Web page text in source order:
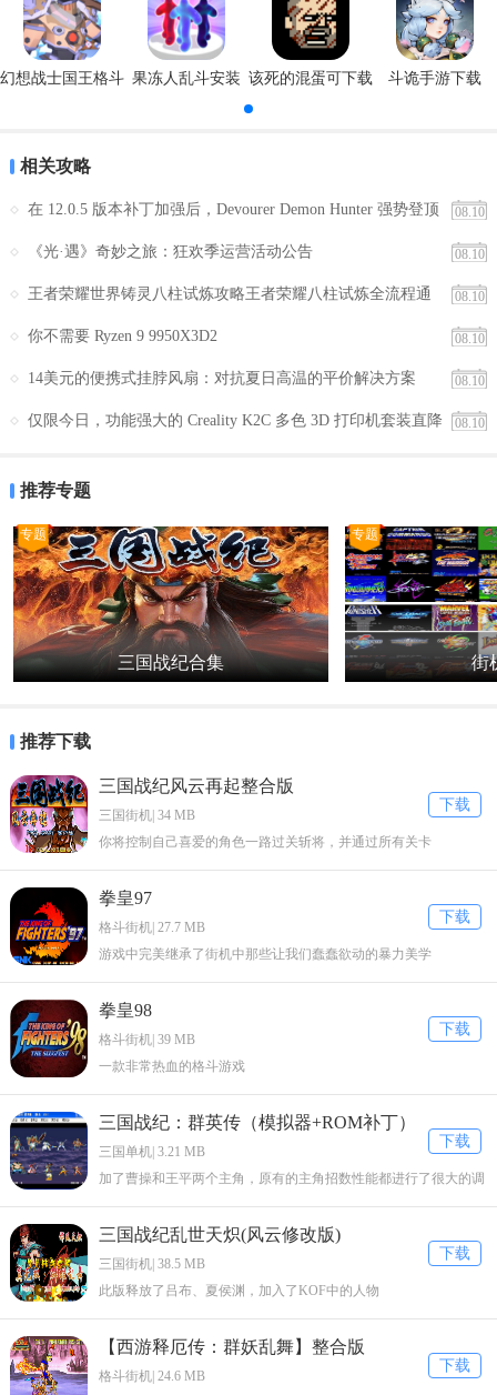
在训练模式中磨练自己的技能，有把握后便可以尝试挑战
支持回放模式。记录最佳比赛，在练习时好好使用吧！
除了本地对战外，还支持联网对战！与前来游戏的好友、
在线的玩家一起，在排名赛上大显身手吧！
幻想战士国王格斗 果冻人乱斗安装 该死的混蛋可下载
斗诡手游下载
相关攻略
08.10
在 12.0.5 版本补丁加强后，Devourer Demon Hunter 强势登顶
08.10
《光·遇》奇妙之旅：狂欢季运营活动公告
08.10
王者荣耀世界铸灵八柱试炼攻略王者荣耀八柱试炼全流程通
08.10
你不需要 Ryzen 9 9950X3D2
08.10
14美元的便携式挂脖风扇：对抗夏日高温的平价解决方案
08.10
仅限今日，功能强大的 Creality K2C 多色 3D 打印机套装直降
推荐专题
专题
三国战纪合集
专题
街
推荐下载
下载
三国战纪风云再起整合版
三国街机| 34 MB
你将控制自己喜爱的角色一路过关斩将，并通过所有关卡
下载
拳皇97
格斗街机| 27.7 MB
游戏中完美继承了街机中那些让我们蠢蠢欲动的暴力美学
下载
拳皇98
格斗街机| 39 MB
一款非常热血的格斗游戏
下载
三国战纪：群英传（模拟器+ROM补丁）
三国单机| 3.21 MB
加了曹操和王平两个主角，原有的主角招数性能都进行了很大的调
下载
三国战纪乱世天炽(风云修改版)
三国街机| 38.5 MB
此版释放了吕布、夏侯渊，加入了KOF中的人物
下载
【西游释厄传：群妖乱舞】整合版
格斗街机| 24.6 MB